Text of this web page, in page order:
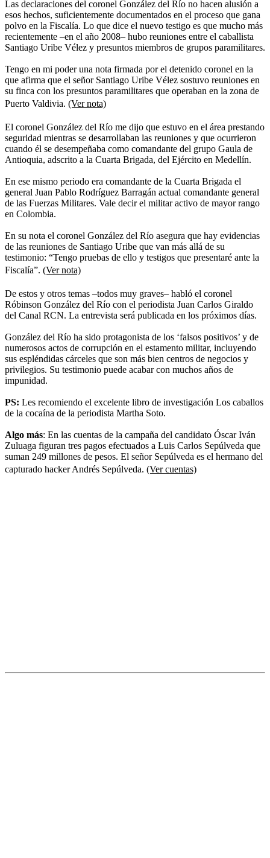
Las declaraciones del coronel González del Río no hacen alusión a
esos hechos, suficientemente documentados en el proceso que gana
polvo en la Fiscalía. Lo que dice el nuevo testigo es que mucho más
recientemente –en el año 2008– hubo reuniones entre el caballista
Santiago Uribe Vélez y presuntos miembros de grupos paramilitares.
Tengo en mi poder una nota firmada por el detenido coronel en la
que afirma que el señor Santiago Uribe Vélez sostuvo reuniones en
su finca con los presuntos paramilitares que operaban en la zona de
Puerto Valdivia. (Ver nota)
El coronel González del Río me dijo que estuvo en el área prestando
seguridad mientras se desarrollaban las reuniones y que ocurrieron
cuando él se desempeñaba como comandante del grupo Gaula de
Antioquia, adscrito a la Cuarta Brigada, del Ejército en Medellín.
En ese mismo periodo era comandante de la Cuarta Brigada el
general Juan Pablo Rodríguez Barragán actual comandante general
de las Fuerzas Militares. Vale decir el militar activo de mayor rango
en Colombia.
En su nota el coronel González del Río asegura que hay evidencias
de las reuniones de Santiago Uribe que van más allá de su
testimonio: “Tengo pruebas de ello y testigos que presentaré ante la
Fiscalía”. (Ver nota)
De estos y otros temas –todos muy graves– habló el coronel
Róbinson González del Río con el periodista Juan Carlos Giraldo
del Canal RCN. La entrevista será publicada en los próximos días.
González del Río ha sido protagonista de los ‘falsos positivos’ y de
numerosos actos de corrupción en el estamento militar, incluyendo
sus espléndidas cárceles que son más bien centros de negocios y
privilegios. Su testimonio puede acabar con muchos años de
impunidad.
PS: Les recomiendo el excelente libro de investigación Los caballos
de la cocaína de la periodista Martha Soto.
Algo más: En las cuentas de la campaña del candidato Óscar Iván
Zuluaga figuran tres pagos efectuados a Luis Carlos Sepúlveda que
suman 249 millones de pesos. El señor Sepúlveda es el hermano del
capturado hacker Andrés Sepúlveda. (Ver cuentas)